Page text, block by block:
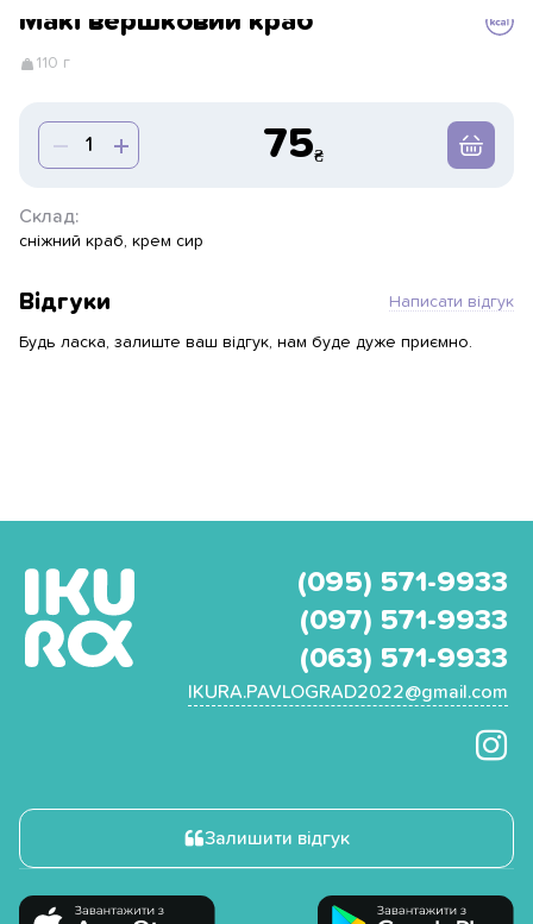
Макі вершковий краб
110 г
75
Склад:
сніжний краб, крем сир
Відгуки Написати відгук
Будь ласка, залиште ваш відгук, нам буде дуже приємно.
(095) 571-9933
(097) 571-9933
(063) 571-9933
IKURA.PAVLOGRAD2022@gmail.com
Залишити відгук